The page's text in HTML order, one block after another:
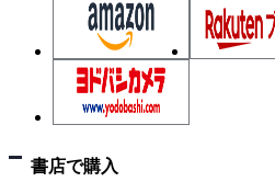
2.7 新しいごみ処理技術
2.8 ごみ焼却の課題
第3章 国産燃料 —ごみ—
3.2 ごみ質の分析
書店で購入